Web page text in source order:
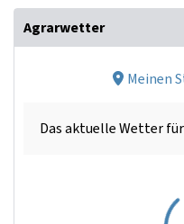
Agrarwetter
Meinen
Das aktuelle Wetter für